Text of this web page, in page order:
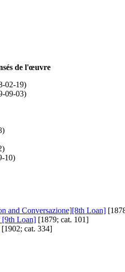
de l'œuvre
02-19)
09-03)
10)
and Conversazione][8th Loan]
[9th Loan] [1879; cat. 101]
[1902; cat. 334]